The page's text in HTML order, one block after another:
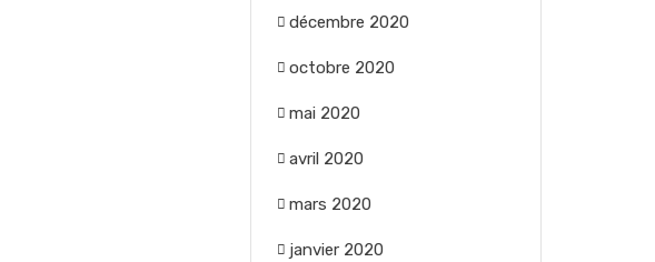
décembre 2020
octobre 2020
mai 2020
avril 2020
mars 2020
janvier 2020